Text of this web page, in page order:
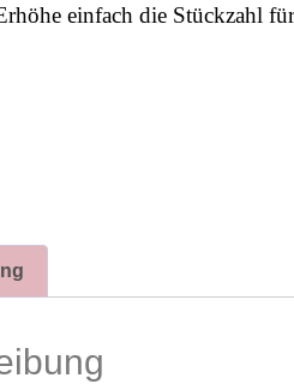
einfach die Stückzahl